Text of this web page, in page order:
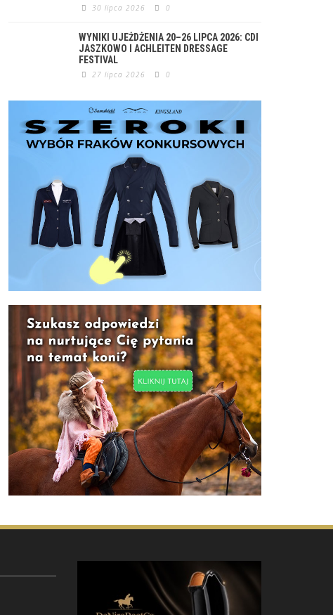
30 lipca 2026 0
WYNIKI UJEŻDŻENIA 20–26 LIPCA 2026: CDI
JASZKOWO I ACHLEITEN DRESSAGE
FESTIVAL
27 lipca 2026 0